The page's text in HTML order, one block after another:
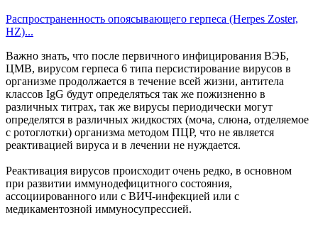
Распространенность опоясывающего герпеса (Herpes Zoster,
HZ)...
Важно знать, что после первичного инфицирования ВЭБ,
ЦМВ, вирусом герпеса 6 типа персистирование вирусов в
организме продолжается в течение всей жизни, антитела
классов IgG будут определяться так же пожизненно в
различных титрах, так же вирусы периодически могут
определятся в различных жидкостях (моча, слюна, отделяемое
с ротоглотки) организма методом ПЦР, что не является
реактивацией вируса и в лечении не нуждается.
Реактивация вирусов происходит очень редко, в основном
при развитии иммунодефицитного состояния,
ассоциированного или с ВИЧ-инфекцией или с
медикаментозной иммуносупрессией.